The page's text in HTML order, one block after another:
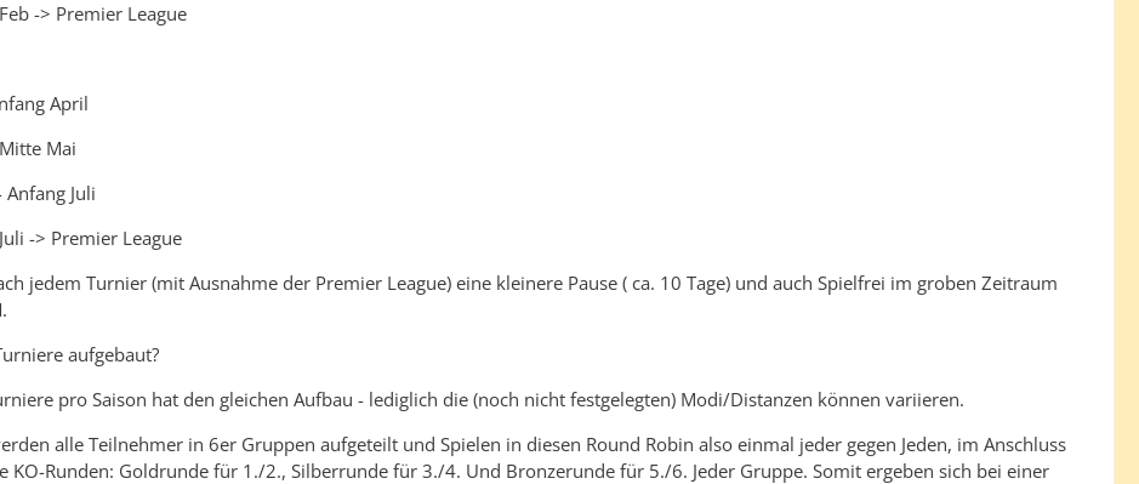
-> Premier League
April
Mai
Anfang Juli
-> Premier League
jedem Turnier (mit Ausnahme der Premier League) eine kleinere Pause ( ca. 10 Tage) und auch Spielfrei im groben Zeitraum
aufgebaut?
pro Saison hat den gleichen Aufbau - lediglich die (noch nicht festgelegten) Modi/Distanzen können variieren.
alle Teilnehmer in 6er Gruppen aufgeteilt und Spielen in diesen Round Robin also einmal jeder gegen Jeden, im Anschluss
KO-Runden: Goldrunde für 1./2., Silberrunde für 3./4. Und Bronzerunde für 5./6. Jeder Gruppe. Somit ergeben sich bei einer